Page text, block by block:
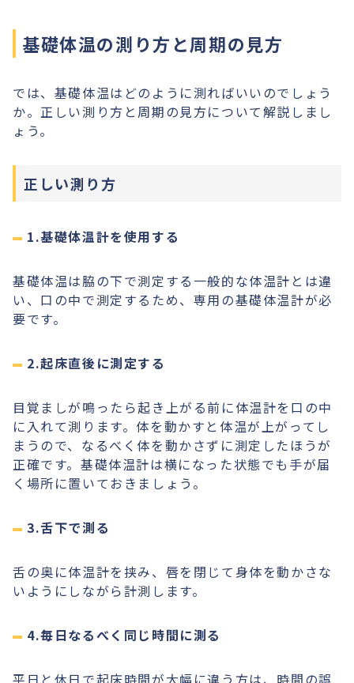
基礎体温の測り方と周期の見方
では、基礎体温はどのように測ればいいのでしょう
か。正しい測り方と周期の見方について解説しまし
ょう。
正しい測り方
1.基礎体温計を使用する
基礎体温は脇の下で測定する一般的な体温計とは違
い、口の中で測定するため、専用の基礎体温計が必
要です。
2.起床直後に測定する
目覚ましが鳴ったら起き上がる前に体温計を口の中
に入れて測ります。体を動かすと体温が上がってし
まうので、なるべく体を動かさずに測定したほうが
正確です。基礎体温計は横になった状態でも手が届
く場所に置いておきましょう。
3.舌下で測る
舌の奥に体温計を挟み、唇を閉じて身体を動かさな
いようにしながら計測します。
4.毎日なるべく同じ時間に測る
平日と休日で起床時間が大幅に違う方は、時間の誤